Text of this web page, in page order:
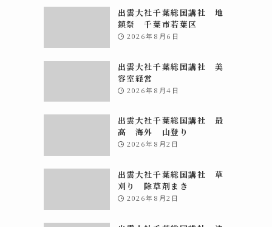
出雲大社千葉総国講社 地
鎮祭 千葉市若葉区
2026年8月6日
出雲大社千葉総国講社 美
容室経営
2026年8月4日
出雲大社千葉総国講社 最
高 海外 山登り
2026年8月2日
出雲大社千葉総国講社 草
刈り 除草剤まき
2026年8月2日